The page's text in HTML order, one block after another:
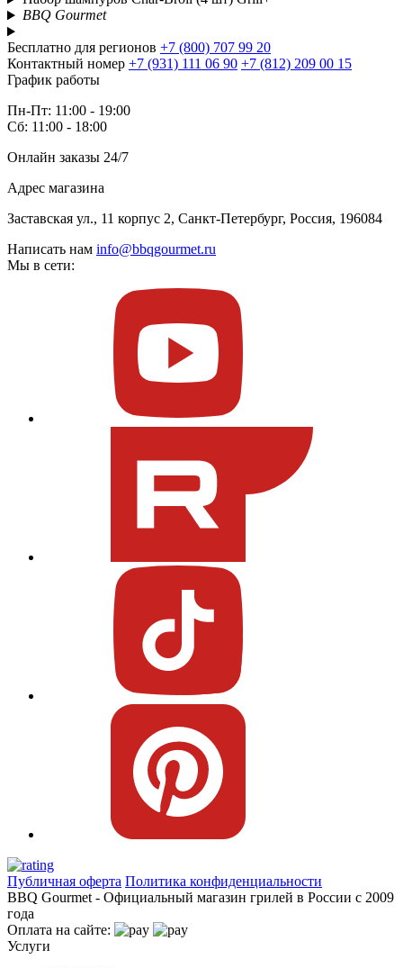
BBQ Gourmet
Бесплатно для регионов +7 (800) 707 99 20
Контактный номер +7 (931) 111 06 90 +7 (812) 209 00 15
График работы
Пн-Пт: 11:00 - 19:00
Сб: 11:00 - 18:00
Онлайн заказы 24/7
Адрес магазина
Заставская ул., 11 корпус 2, Санкт-Петербург, Россия, 196084
Написать нам info@bbqgourmet.ru
Мы в сети:
Публичная оферта Политика конфиденциальности
BBQ Gourmet - Официальный магазин грилей в России с 2009
года
Оплата на сайте:
Услуги